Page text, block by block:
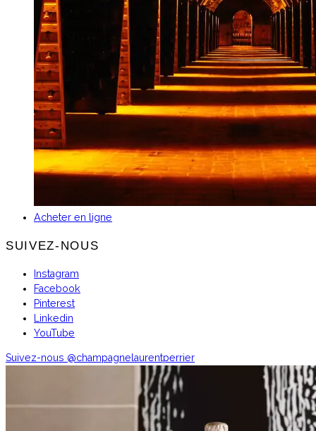
Acheter en ligne
SUIVEZ-NOUS
Instagram
Facebook
Pinterest
Linkedin
YouTube
Suivez-nous @champagnelaurentperrier